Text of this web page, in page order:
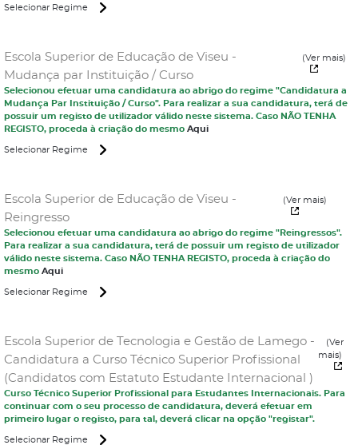
Selecionar Regime
Escola Superior de Educação de Viseu -
Mudança par Instituição / Curso
(Ver mais)
Selecionou efetuar uma candidatura ao abrigo do regime "Candidatura a
Mudança Par Instituição / Curso". Para realizar a sua candidatura, terá de
possuir um registo de utilizador válido neste sistema. Caso NÃO TENHA
REGISTO, proceda à criação do mesmo Aqui
Selecionar Regime
Escola Superior de Educação de Viseu -
Reingresso
(Ver mais)
Selecionou efetuar uma candidatura ao abrigo do regime "Reingressos".
Para realizar a sua candidatura, terá de possuir um registo de utilizador
válido neste sistema. Caso NÃO TENHA REGISTO, proceda à criação do
mesmo Aqui
Selecionar Regime
Escola Superior de Tecnologia e Gestão de Lamego -
Candidatura a Curso Técnico Superior Profissional
(Candidatos com Estatuto Estudante Internacional )
(Ver
mais)
Curso Técnico Superior Profissional para Estudantes Internacionais. Para
continuar com o seu processo de candidatura, deverá efetuar em
primeiro lugar o registo, para tal, deverá clicar na opção "registar".
Selecionar Regime